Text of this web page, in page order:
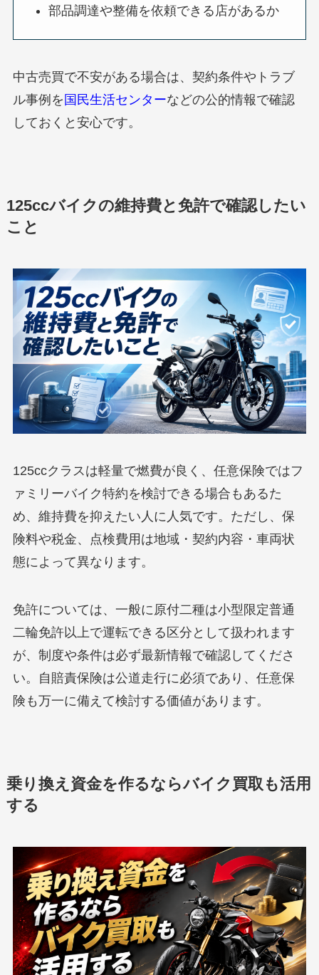
部品調達や整備を依頼できる店があるか
中古売買で不安がある場合は、契約条件やトラブ
ル事例を 国民生活センターなどの公的情報で確認
しておくと安心です。
125ccバイクの維持費と免許で確認したい
こと
125ccクラスは軽量で燃費が良く、任意保険ではフ
ァミリーバイク特約を検討できる場合もあるた
め、維持費を抑えたい人に人気です。ただし、保
険料や税金、点検費用は地域・契約内容・車両状
態によって異なります。
免許については、一般に原付二種は小型限定普通
二輪免許以上で運転できる区分として扱われます
が、制度や条件は必ず最新情報で確認してくださ
い。自賠責保険は公道走行に必須であり、任意保
険も万一に備えて検討する価値があります。
乗り換え資金を作るならバイク買取も活用
する